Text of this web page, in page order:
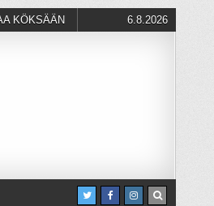
KÖKSÄÄN 6.8.2026